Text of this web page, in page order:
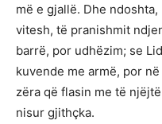
më e gjallë. Dhe
vitesh, të pranishmit
barrë, por udhëzim; se
kuvende me armë, por
zëra që flasin me të
nisur gjithçka.